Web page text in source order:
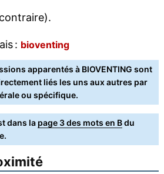
: bioventing
apparentés à BIOVENTING sont
liés les uns aux autres par
ou spécifique.
dans la page 3 des mots en Bdu